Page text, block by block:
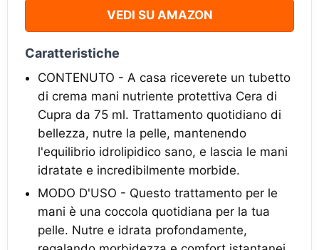
VEDI SU AMAZON
Caratteristiche
CONTENUTO - A casa riceverete un tubetto
di crema mani nutriente protettiva Cera di
Cupra da 75 ml. Trattamento quotidiano di
bellezza, nutre la pelle, mantenendo
l'equilibrio idrolipidico sano, e lascia le mani
idratate e incredibilmente morbide.
MODO D'USO - Questo trattamento per le
mani è una coccola quotidiana per la tua
pelle. Nutre e idrata profondamente,